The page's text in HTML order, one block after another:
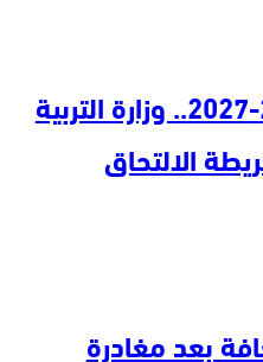
الدخول المدرسي 2026-2027.. وزارة التربية
الالتحاق
بعد مغادرة